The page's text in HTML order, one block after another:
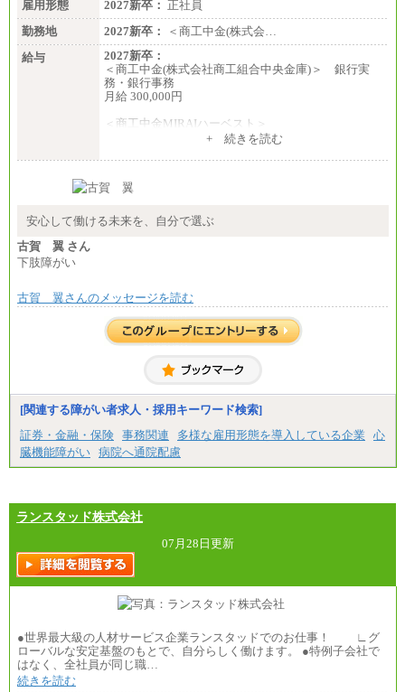
雇用形態 2027新卒： 正社員
勤務地
2027新卒：
＜商工中金(株式会…
給与
2027新卒：
＜商工中金(株式会社商工組合中央金庫)＞ 銀行実
務・銀行事務
月給 300,000円
＜商工中金MIRAIハーベスト＞
+ 続きを読む
安心して働ける未来を、自分で選ぶ
古賀 翼 さん
下肢障がい
古賀 翼さんのメッセージを読む
[関連する障がい者求人・採用キーワード検索]
証券・金融・保険 事務関連 多様な雇用形態を導入している企業
心
臓機能障がい 病院へ通院配慮
ランスタッド株式会社
07月28日更新
●世界最大級の人材サービス企業ランスタッドでのお仕事！ ∟グ
ローバルな安定基盤のもとで、自分らしく働けます。 ●特例子会社で
はなく、全社員が同じ職…
続きを読む